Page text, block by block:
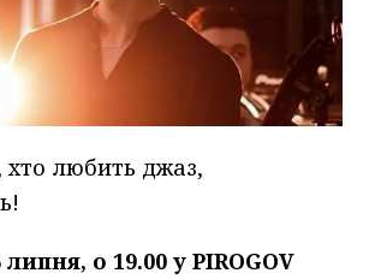
хто любить джаз,
липня, о 19.00 у PIROGOV